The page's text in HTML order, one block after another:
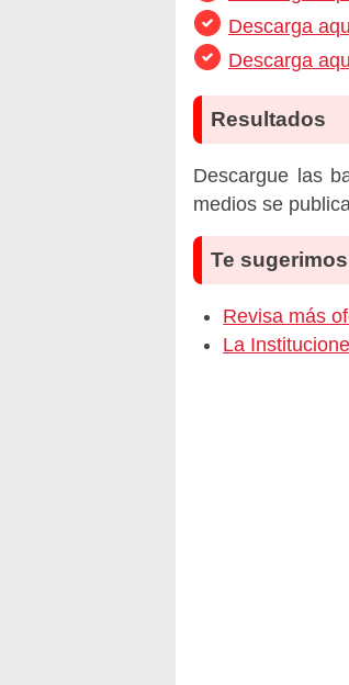
Descarga
Descarga
Resultados
Descargue las
medios se
Te
Revisa más
La